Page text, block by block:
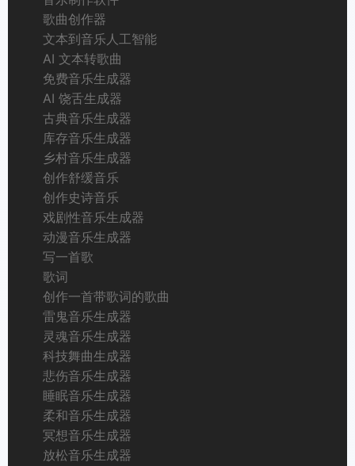
歌曲创作器
文本到音乐人工智能
AI 文本转歌曲
免费音乐生成器
AI 饶舌生成器
古典音乐生成器
库存音乐生成器
乡村音乐生成器
创作舒缓音乐
创作史诗音乐
戏剧性音乐生成器
动漫音乐生成器
写一首歌
歌词
创作一首带歌词的歌曲
雷鬼音乐生成器
灵魂音乐生成器
科技舞曲生成器
悲伤音乐生成器
睡眠音乐生成器
柔和音乐生成器
冥想音乐生成器
放松音乐生成器